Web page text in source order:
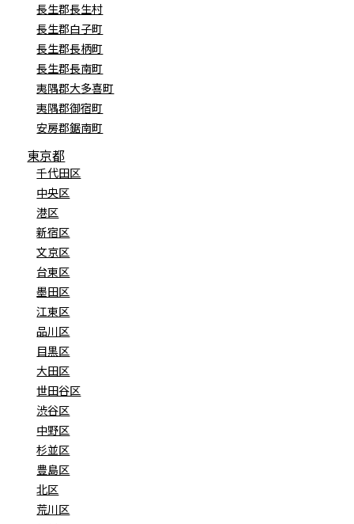
長生郡長生村
長生郡白子町
長生郡長柄町
長生郡長南町
夷隅郡大多喜町
夷隅郡御宿町
安房郡鋸南町
東京都
千代田区
中央区
港区
新宿区
文京区
台東区
墨田区
江東区
品川区
目黒区
大田区
世田谷区
渋谷区
中野区
杉並区
豊島区
北区
荒川区